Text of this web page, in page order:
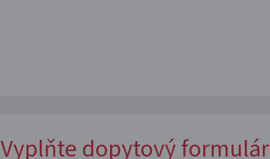
Vyplňte dopytový formulár